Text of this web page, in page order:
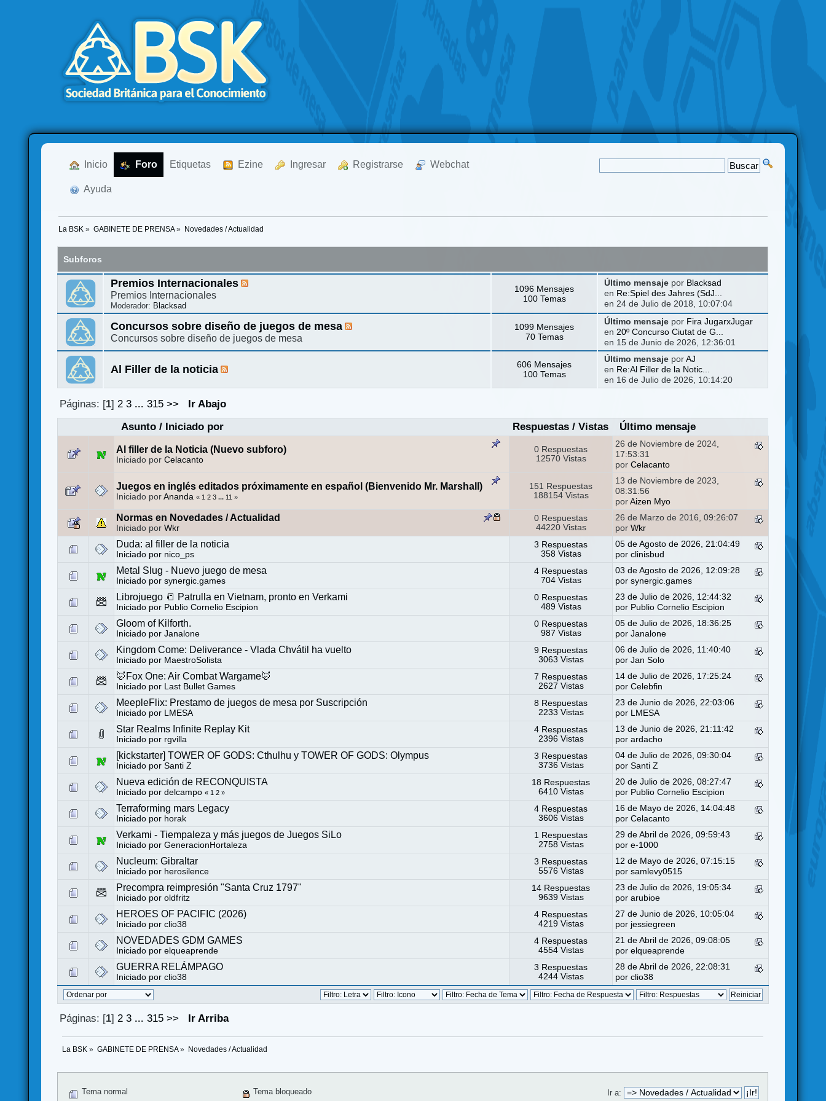
Inicio Foro Etiquetas Ezine Ingresar Registrarse Webchat
Ayuda
La BSK » GABINETE DE PRENSA» Novedades / Actualidad
Subforos
Premios Internacionales
Premios Internacionales
Moderador: Blacksad
1096 Mensajes
100 Temas
Último mensajepor Blacksad
en Re:Spiel des Jahres (SdJ...
en 24 de Julio de 2018, 10:07:04
Concursos sobre diseño de juegos de mesa
Concursos sobre diseño de juegos de mesa
1099 Mensajes
70 Temas
Último mensajepor Fira JugarxJugar
en 20º Concurso Ciutat de G...
en 15 de Junio de 2026, 12:36:01
Al Filler de la noticia
606 Mensajes
100 Temas
Último mensajepor AJ
en Re:Al Filler de la Notic...
en 16 de Julio de 2026, 10:14:20
Páginas: [1] 2 3 ... 315 >>
Ir Abajo
Asunto/ Iniciado por Respuestas /Vistas Último mensaje
Al filler de la Noticia (Nuevo subforo)
Iniciado porCelacanto
0 Respuestas
12570 Vistas
26 de Noviembre de 2024,
17:53:31
porCelacanto
Juegos en inglés editados próximamente en español (Bienvenido Mr. Marshall)
Iniciado porAnanda « 1 2 3 ... 11 »
151 Respuestas
188154 Vistas
13 de Noviembre de 2023,
08:31:56
porAizen Myo
Normas en Novedades / Actualidad
Iniciado porWkr
0 Respuestas
44220 Vistas
26 de Marzo de 2016, 09:26:07
porWkr
Duda: al filler de la noticia
Iniciado por nico_ps
3 Respuestas
358 Vistas
05 de Agosto de 2026, 21:04:49
porclinisbud
Metal Slug - Nuevo juego de mesa
Iniciado porsynergic.games
4 Respuestas
704 Vistas
03 de Agosto de 2026, 12:09:28
porsynergic.games
Librojuego 📒 Patrulla en Vietnam, pronto en Verkami
Iniciado por Publio Cornelio Escipion
0 Respuestas
489 Vistas
23 de Julio de 2026, 12:44:32
por Publio Cornelio Escipion
Gloom of Kilforth.
Iniciado porJanalone
0 Respuestas
987 Vistas
05 de Julio de 2026, 18:36:25
porJanalone
Kingdom Come: Deliverance - Vlada Chvátil ha vuelto
Iniciado por MaestroSolista
9 Respuestas
3063 Vistas
06 de Julio de 2026, 11:40:40
porJan Solo
🦊Fox One: Air Combat Wargame🦊
Iniciado por Last Bullet Games
7 Respuestas
2627 Vistas
14 de Julio de 2026, 17:25:24
porCelebfin
MeepleFlix: Prestamo de juegos de mesa por Suscripción
Iniciado por LMESA
8 Respuestas
2233 Vistas
23 de Junio de 2026, 22:03:06
por LMESA
Star Realms Infinite Replay Kit
Iniciado por rgvilla
4 Respuestas
2396 Vistas
13 de Junio de 2026, 21:11:42
porardacho
[kickstarter] TOWER OF GODS: Cthulhu y TOWER OF GODS: Olympus
Iniciado porSanti Z
3 Respuestas
3736 Vistas
04 de Julio de 2026, 09:30:04
porSanti Z
Nueva edición de RECONQUISTA
Iniciado pordelcampo « 1 2 »
18 Respuestas
6410 Vistas
20 de Julio de 2026, 08:27:47
por Publio Cornelio Escipion
Terraforming mars Legacy
Iniciado por horak
4 Respuestas
3606 Vistas
16 de Mayo de 2026, 14:04:48
porCelacanto
Verkami - Tiempaleza y más juegos de Juegos SiLo
Iniciado porGeneracionHortaleza
1 Respuestas
2758 Vistas
29 de Abril de 2026, 09:59:43
pore-1000
Nucleum: Gibraltar
Iniciado por herosilence
3 Respuestas
5576 Vistas
12 de Mayo de 2026, 07:15:15
porsamlevy0515
Precompra reimpresión "Santa Cruz 1797"
Iniciado poroldfritz
14 Respuestas
9639 Vistas
23 de Julio de 2026, 19:05:34
porarubioe
HEROES OF PACIFIC (2026)
Iniciado porclio38
4 Respuestas
4219 Vistas
27 de Junio de 2026, 10:05:04
por jessiegreen
NOVEDADES GDM GAMES
Iniciado porelqueaprende
4 Respuestas
4554 Vistas
21 de Abril de 2026, 09:08:05
porelqueaprende
GUERRA RELÁMPAGO
Iniciado porclio38
3 Respuestas
4244 Vistas
28 de Abril de 2026, 22:08:31
porclio38
Páginas: [1] 2 3 ... 315 >> Ir Arriba
La BSK » GABINETE DE PRENSA» Novedades / Actualidad
Ir a:
Tema normal
Tema bloqueado